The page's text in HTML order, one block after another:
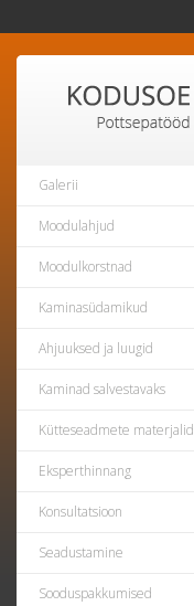
Galerii
Moodulahjud
Moodulkorstnad
Kaminasüdamikud
Ahjuuksed ja luugid
Kaminad salvestavaks
Kütteseadmete materjalid
Eksperthinnang
Konsultatsioon
Seadustamine
Sooduspakkumised